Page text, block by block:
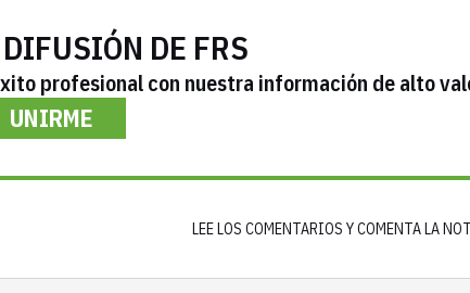
DE FRS
profesional con nuestra información de alto
UNIRME
LEE LOS COMENTARIOS Y COMENTA LA